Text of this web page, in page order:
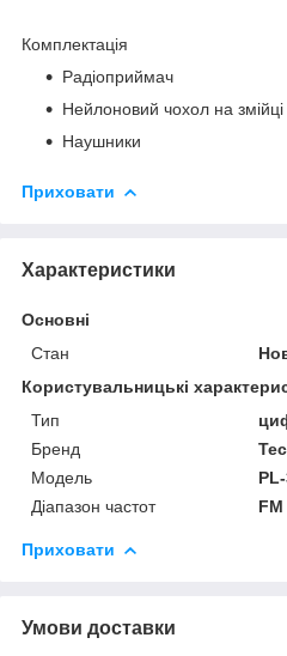
Комплектація
Радіоприймач
Нейлоновий чохол на змійці
Наушники
Приховати
Характеристики
Основні
Стан
Користувальницькі
Тип
Бренд
Модель
Діапазон частот
FM
Приховати
Умови доставки